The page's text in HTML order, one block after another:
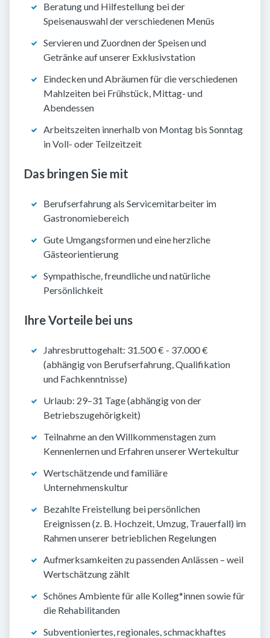
Beratung und Hilfestellung bei der
Speisenauswahl der verschiedenen Menüs
Servieren und Zuordnen der Speisen und
Getränke auf unserer Exklusivstation
Eindecken und Abräumen für die verschiedenen
Mahlzeiten bei Frühstück, Mittag- und
Abendessen
Arbeitszeiten innerhalb von Montag bis Sonntag
in Voll- oder Teilzeitzeit
Das bringen Sie mit
Berufserfahrung als Servicemitarbeiter im
Gastronomiebereich
Gute Umgangsformen und eine herzliche
Gästeorientierung
Sympathische, freundliche und natürliche
Persönlichkeit
Ihre Vorteile bei uns
Jahresbruttogehalt: 31.500 € - 37.000 €
(abhängig von Berufserfahrung, Qualifikation
und Fachkenntnisse)
Urlaub: 29–31 Tage (abhängig von der
Betriebszugehörigkeit)
Teilnahme an den Willkommenstagen zum
Kennenlernen und Erfahren unserer Wertekultur
Wertschätzende und familiäre
Unternehmenskultur
Bezahlte Freistellung bei persönlichen
Ereignissen (z. B. Hochzeit, Umzug, Trauerfall) im
Rahmen unserer betrieblichen Regelungen
Aufmerksamkeiten zu passenden Anlässen – weil
Wertschätzung zählt
Schönes Ambiente für alle Kolleg*innen sowie für
die Rehabilitanden
Subventioniertes, regionales, schmackhaftes